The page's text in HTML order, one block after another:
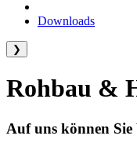
Downloads
❯
Rohbau &
Auf uns können Sie